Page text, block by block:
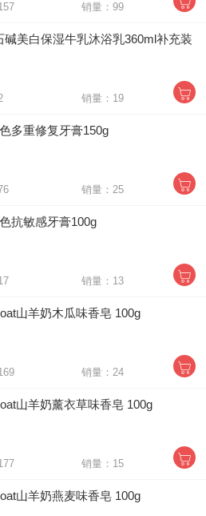
： 157 销量：99
碱美白保湿牛乳沐浴乳360ml补充装
2 销量：19
多重修复牙膏150g
： 76 销量：25
抗敏感牙膏100g
： 17 销量：13
山羊奶木瓜味香皂 100g
： 169 销量：24
山羊奶薰衣草味香皂 100g
： 177 销量：15
山羊奶燕麦味香皂 100g